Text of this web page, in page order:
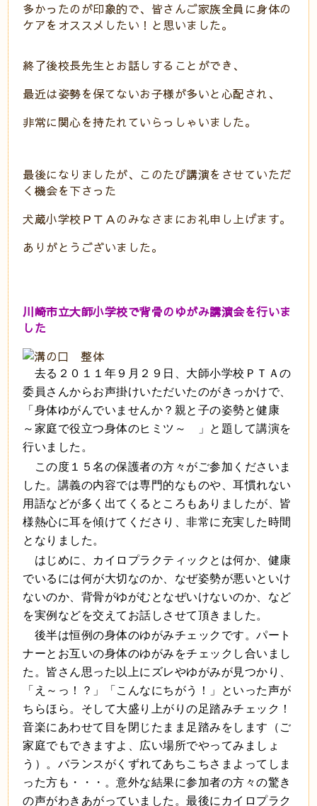
多かったのが印象的で、皆さんご家族全員に身体の
ケアをオススメしたい！と思いました。
終了後校長先生とお話しすることができ、
最近は姿勢を保てないお子様が多いと心配され、
非常に関心を持たれていらっしゃいました。
最後になりましたが、このたび講演をさせていただ
く機会を下さった
犬蔵小学校ＰＴＡのみなさまにお礼申し上げます。
ありがとうございました。
川崎市立大師小学校で背骨のゆがみ講演会を行いま
した
去る２０１１年９月２９日、大師小学校ＰＴＡの
委員さんからお声掛けいただいたのがきっかけで、
「身体ゆがんでいませんか？親と子の姿勢と健康
～家庭で役立つ身体のヒミツ～ 」と題して講演を
行いました。
この度１５名の保護者の方々がご参加くださいま
した。講義の内容では専門的なものや、耳慣れない
用語などが多く出てくるところもありましたが、皆
様熱心に耳を傾けてくださり、非常に充実した時間
となりました。
はじめに、カイロプラクティックとは何か、健康
でいるには何が大切なのか、なぜ姿勢が悪いといけ
ないのか、背骨がゆがむとなぜいけないのか、など
を実例などを交えてお話しさせて頂きました。
後半は恒例の身体のゆがみチェックです。パート
ナーとお互いの身体のゆがみをチェックし合いまし
た。皆さん思った以上にズレやゆがみが見つかり、
「え～っ！？」「こんなにちがう！」といった声が
ちらほら。そして大盛り上がりの足踏みチェック！
音楽にあわせて目を閉じたまま足踏みをします（ご
家庭でもできますよ、広い場所でやってみましょ
う）。バランスがくずれてあちこちさまよってしま
った方も・・・。意外な結果に参加者の方々の驚き
の声がわきあがっていました。最後にカイロプラク